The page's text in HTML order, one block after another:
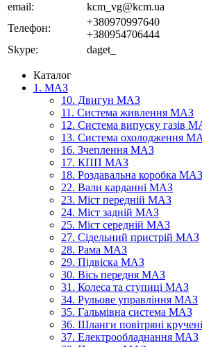
email:
kcm_vg@kcm.ua
Телефон:
+380970997640
+380954706444
Skype:
daget_
Каталог
1. МАЗ
10. Двигун МАЗ
11. Система живлення МАЗ
12. Система випуску газів
13. Система охолодження
16. Зчеплення МАЗ
17. КПП МАЗ
18. Роздавальна коробка МАЗ
22. Вали карданні МАЗ
23. Міст передній МАЗ
24. Міст задній МАЗ
25. Міст середній МАЗ
27. Сідельний пристрій МАЗ
28. Рама МАЗ
29. Підвіска МАЗ
30. Вісь передня МАЗ
31. Колеса та ступиці МАЗ
34. Рульове управління МАЗ
35. Гальмівна система МАЗ
36. Шланги повітряні
37. Електрообладнання МАЗ